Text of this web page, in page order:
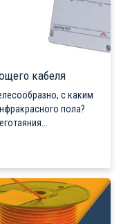
кабеля
с каким
пола?